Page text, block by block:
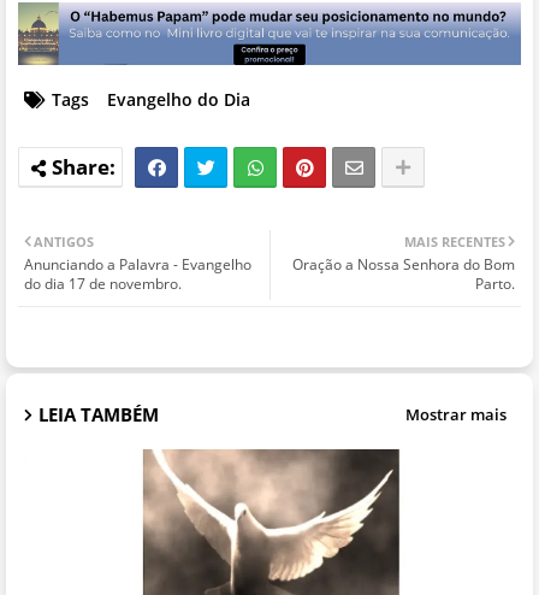
Tags Evangelho do Dia
MAIS RECENTES
Oração a Nossa Senhora do Bom
Parto.
ANTIGOS
Anunciando a Palavra - Evangelho
do dia 17 de novembro.
LEIA TAMBÉM Mostrar mais